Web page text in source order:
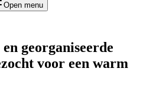
Open menu
georganiseerde
voor een warm